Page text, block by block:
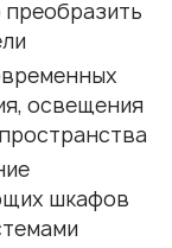
освещения
шкафов